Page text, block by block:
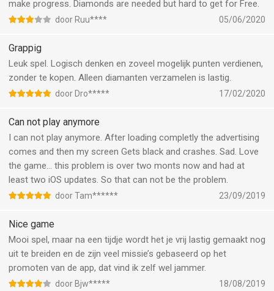
make progress. Diamonds are needed but hard to get for Free.
door Ruu**** 05/06/2020
Grappig
Leuk spel. Logisch denken en zoveel mogelijk punten verdienen,
zonder te kopen. Alleen diamanten verzamelen is lastig.
door Dro***** 17/02/2020
Can not play anymore
I can not play anymore. After loading completly the advertising
comes and then my screen Gets black and crashes. Sad. Love
the game... this problem is over two monts now and had at
least two iOS updates. So that can not be the problem.
door Tam****** 23/09/2019
Nice game
Mooi spel, maar na een tijdje wordt het je vrij lastig gemaakt nog
uit te breiden en de zijn veel missie’s gebaseerd op het
promoten van de app, dat vind ik zelf wel jammer.
door Bjw***** 18/08/2019